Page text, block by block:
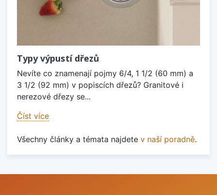
Typy výpustí dřezů
Nevíte co znamenají pojmy 6/4, 1 1/2 (60 mm) a
3 1/2 (92 mm) v popiscích dřezů? Granitové i
nerezové dřezy se...
Číst více
Všechny články a témata najdete v naší poradně.